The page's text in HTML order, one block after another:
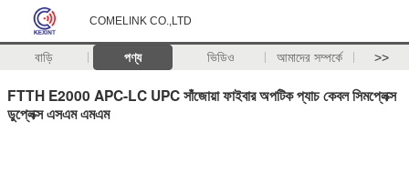
COMELINK CO.,LTD
বাড়ি পণ্য ভিডিও আমাদের সম্পর্কে >>
FTTH E2000 APC-LC UPC সাঁজোয়া ফাইবার অপটিক প্যাচ কেবল সিমপ্লেক্স
ডুপ্লেক্স এসএম এমএম